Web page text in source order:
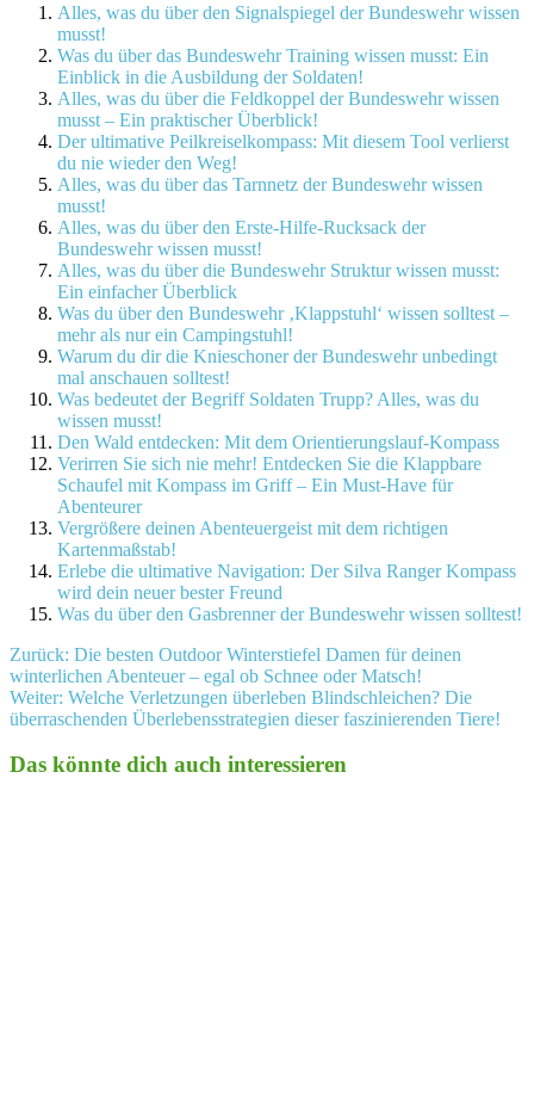
Alles, was du über den Signalspiegel der Bundeswehr wissen
musst!
Was du über das Bundeswehr Training wissen musst: Ein
Einblick in die Ausbildung der Soldaten!
Alles, was du über die Feldkoppel der Bundeswehr wissen
musst – Ein praktischer Überblick!
Der ultimative Peilkreiselkompass: Mit diesem Tool verlierst
du nie wieder den Weg!
Alles, was du über das Tarnnetz der Bundeswehr wissen
musst!
Alles, was du über den Erste-Hilfe-Rucksack der
Bundeswehr wissen musst!
Alles, was du über die Bundeswehr Struktur wissen musst:
Ein einfacher Überblick
Was du über den Bundeswehr ‚Klappstuhl‘ wissen solltest –
mehr als nur ein Campingstuhl!
Warum du dir die Knieschoner der Bundeswehr unbedingt
mal anschauen solltest!
Was bedeutet der Begriff Soldaten Trupp? Alles, was du
wissen musst!
Den Wald entdecken: Mit dem Orientierungslauf-Kompass
Verirren Sie sich nie mehr! Entdecken Sie die Klappbare
Schaufel mit Kompass im Griff – Ein Must-Have für
Abenteurer
Vergrößere deinen Abenteuergeist mit dem richtigen
Kartenmaßstab!
Erlebe die ultimative Navigation: Der Silva Ranger Kompass
wird dein neuer bester Freund
Was du über den Gasbrenner der Bundeswehr wissen solltest!
Beitragsnavigation
Zurück: Die besten Outdoor Winterstiefel Damen für deinen
winterlichen Abenteuer – egal ob Schnee oder Matsch!
Weiter: Welche Verletzungen überleben Blindschleichen? Die
überraschenden Überlebensstrategien dieser faszinierenden Tiere!
Das könnte dich auch interessieren